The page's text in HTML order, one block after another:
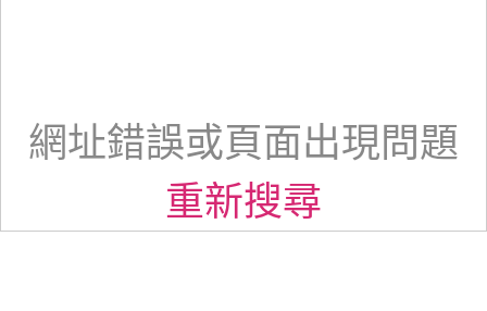
網址錯誤或頁面出現問題
重新搜尋